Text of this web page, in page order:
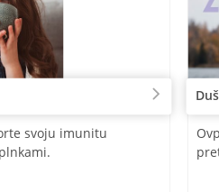
svoju imunitu